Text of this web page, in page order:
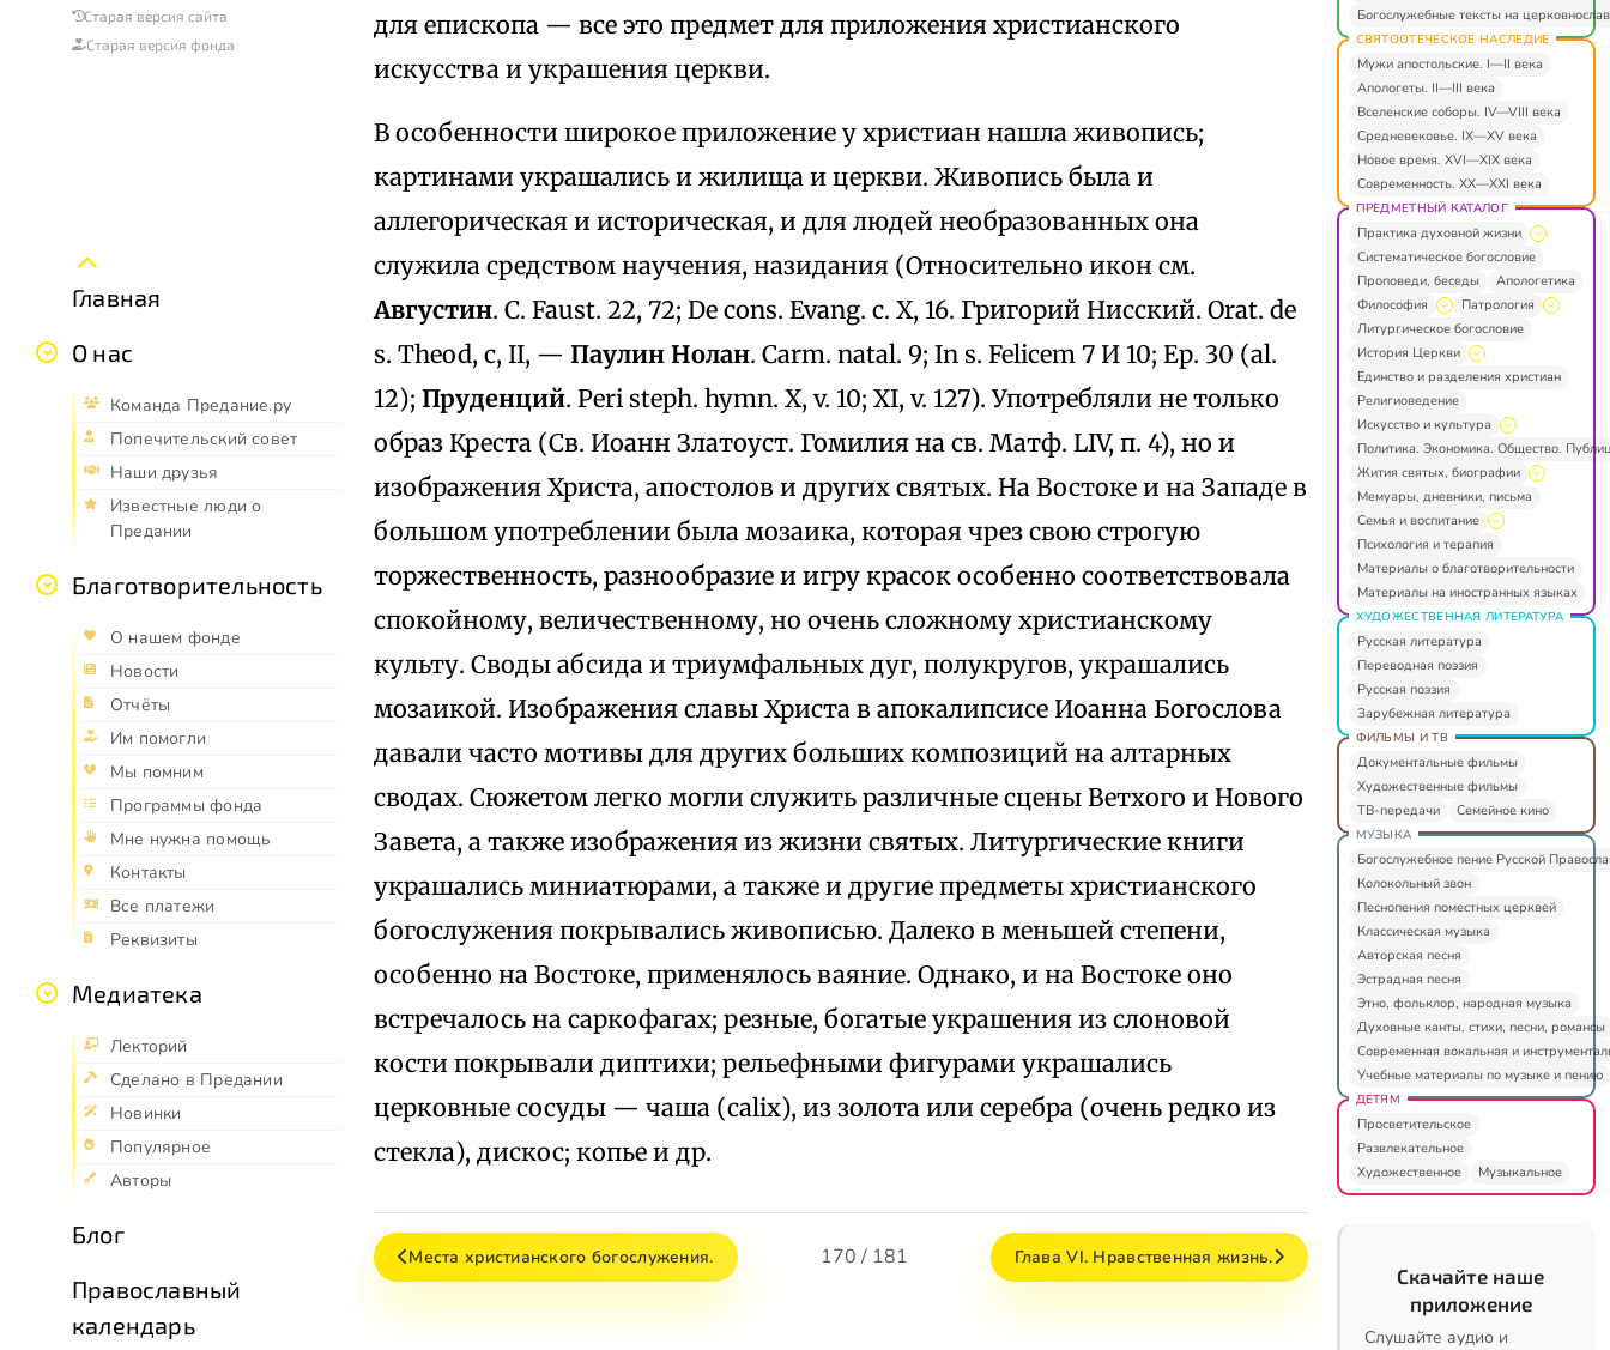
Старая версия сайта
Старая версия фонда
Главная
О нас
Команда Предание.ру
Попечительский совет
Наши друзья
Известные люди о
Предании
Благотворительность
О нашем фонде
Новости
Отчёты
Им помогли
Мы помним
Программы фонда
Мне нужна помощь
Контакты
Все платежи
Реквизиты
Медиатека
Лекторий
Сделано в Предании
Новинки
Популярное
Авторы
Блог
Православный
календарь
для епископа — все это предмет для приложения христианского
искусства и украшения церкви.
В особенности широкое приложение у христиан нашла живопись;
картинами украшались и жилища и церкви. Живопись была и
аллегорическая и историческая, и для людей необразованных она
служила средством научения, назидания (Относительно икон см.
Августин. С. Faust. 22, 72; De cons. Evang. c. X, 16. Григорий Нисский. Orat. de
s. Theod, c, II, — Паулин Нолан. Carm. natal. 9; In s. Felicem 7 И 10; Ер. 30 (al.
12); Пруденций. Peri steph. hymn. X, v. 10; XI, v. 127). Употребляли не только
образ Креста (Св. Иоанн Златоуст. Гомилия на св. Матф. LIV, п. 4), но и
изображения Христа, апостолов и других святых. На Востоке и на Западе в
большом употреблении была мозаика, которая чрез свою строгую
торжественность, разнообразие и игру красок особенно соответствовала
спокойному, величественному, но очень сложному христианскому
культу. Своды абсида и триумфальных дуг, полукругов, украшались
мозаикой. Изображения славы Христа в апокалипсисе Иоанна Богослова
давали часто мотивы для других больших композиций на алтарных
сводах. Сюжетом легко могли служить различные сцены Ветхого и Нового
Завета, а также изображения из жизни святых. Литургические книги
украшались миниатюрами, а также и другие предметы христианского
богослужения покрывались живописью. Далеко в меньшей степени,
особенно на Востоке, применялось ваяние. Однако, и на Востоке оно
встречалось на саркофагах; резные, богатые украшения из слоновой
кости покрывали диптихи; рельефными фигурами украшались
церковные сосуды — чаша (calix), из золота или серебра (очень редко из
стекла), дискос; копье и др.
Места христианского богослужения. 170 / 181 Глава VI. Нравственная жизнь.
Богослужебные тексты на
СВЯТООТЕЧЕСКОЕ НАСЛЕДИЕ
Мужи апостольские. I—II века
Апологеты. II—III века
Вселенские соборы. IV—VIII века
Средневековье. IX—XV века
Новое время. XVI—XIX века
Современность. XX—XXI века
ПРЕДМЕТНЫЙ КАТАЛОГ
Практика духовной жизни
Систематическое богословие
Проповеди, беседы
Апологетика
Философия
Патрология
Литургическое богословие
История Церкви
Единство и разделения христиан
Религиоведение
Искусство и культура
Политика. Экономика. Общество.
Жития святых, биографии
Мемуары, дневники, письма
Семья и воспитание
Психология и терапия
Материалы о благотворительности
Материалы на иностранных языках
ХУДОЖЕСТВЕННАЯ ЛИТЕРАТУРА
Русская литература
Переводная поэзия
Русская поэзия
Зарубежная литература
ФИЛЬМЫ И ТВ
Документальные фильмы
Художественные фильмы
ТВ-передачи
Семейное кино
МУЗЫКА
Богослужебное пение Русской
Колокольный звон
Песнопения поместных церквей
Классическая музыка
Авторская песня
Эстрадная песня
Этно, фольклор, народная музыка
Духовные канты, стихи, песни, романсы
Современная вокальная и
Учебные материалы по музыке и пению
ДЕТЯМ
Просветительское
Развлекательное
Художественное
Музыкальное
Скачайте наше
приложение
Слушайте аудио и